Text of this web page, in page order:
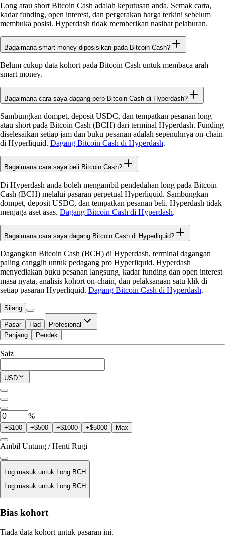
Long atau short Bitcoin Cash adalah keputusan anda. Semak carta,
kadar funding, open interest, dan pergerakan harga terkini sebelum
membuka posisi. Hyperdash tidak memberikan nasihat pelaburan.
Bagaimana smart money diposisikan pada Bitcoin Cash?
Belum cukup data kohort pada Bitcoin Cash untuk membaca arah
smart money.
Bagaimana cara saya dagang perp Bitcoin Cash di Hyperdash?
Sambungkan dompet, deposit USDC, dan tempatkan pesanan long
atau short pada Bitcoin Cash (BCH) dari terminal Hyperdash. Funding
diselesaikan setiap jam dan buku pesanan adalah sepenuhnya on-chain
di Hyperliquid. Dagang Bitcoin Cash di Hyperdash.
Bagaimana cara saya beli Bitcoin Cash?
Di Hyperdash anda boleh mengambil pendedahan long pada Bitcoin
Cash (BCH) melalui pasaran perpetual Hyperliquid. Sambungkan
dompet, deposit USDC, dan tempatkan pesanan beli. Hyperdash tidak
menjaga aset asas. Dagang Bitcoin Cash di Hyperdash.
Bagaimana cara saya dagang Bitcoin Cash di Hyperliquid?
Dagangkan Bitcoin Cash (BCH) di Hyperdash, terminal dagangan
paling canggih untuk pedagang pro Hyperliquid. Hyperdash
menyediakan buku pesanan langsung, kadar funding dan open interest
masa nyata, analisis kohort on-chain, dan pelaksanaan satu klik di
setiap pasaran Hyperliquid. Dagang Bitcoin Cash di Hyperdash.
Silang
Pasar Had Profesional
Tersedia untuk Trade
$0.00
Posisi Semasa
0 BCH
Panjang Pendek
Saiz
USD
%
+$100 +$500 +$1000 +$5000 Max
Ambil Untung / Henti Rugi
Log masuk untuk Long BCH
Log masuk untuk Long BCH
Harga Likuidasi
T/A
Bias kohort
Tiada data kohort untuk pasaran ini.